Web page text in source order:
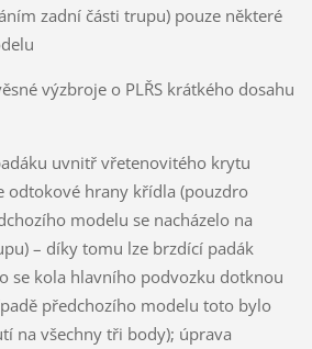
zadní části trupu) pouze některé
výzbroje o PLŘS krátkého dosahu
uvnitř vřetenovitého krytu
odtokové hrany křídla (pouzdro
modelu se nacházelo na
– díky tomu lze brzdící padák
se kola hlavního podvozku dotknou
předchozího modelu toto bylo
na všechny tři body); úprava